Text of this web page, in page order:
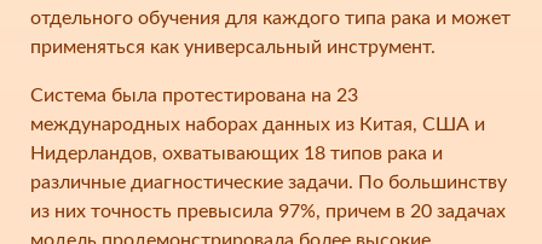
отдельного обучения для каждого типа рака и может
применяться как универсальный инструмент.
Система была протестирована на 23
международных наборах данных из Китая, США и
Нидерландов, охватывающих 18 типов рака и
различные диагностические задачи. По большинству
из них точность превысила 97%, причем в 20 задачах